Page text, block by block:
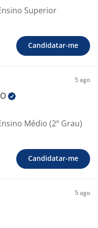
Superior
Candidatar-me
5 ago
Médio (2º Grau)
Candidatar-me
5 ago